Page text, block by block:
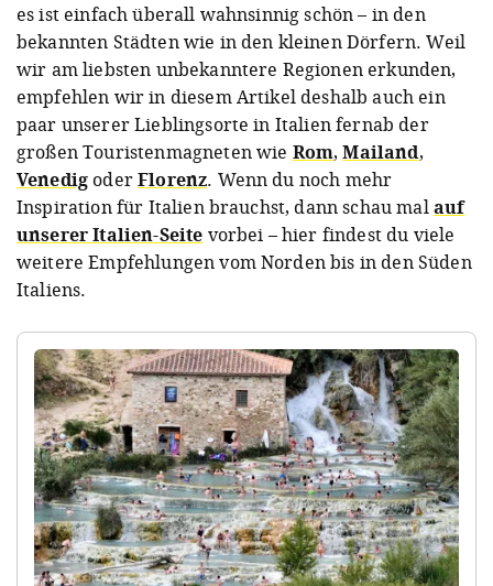
es ist einfach überall wahnsinnig schön – in den
bekannten Städten wie in den kleinen Dörfern. Weil
wir am liebsten unbekanntere Regionen erkunden,
empfehlen wir in diesem Artikel deshalb auch ein
paar unserer Lieblingsorte in Italien fernab der
großen Touristenmagneten wie Rom,Mailand,
Venedig oderFlorenz. Wenn du noch mehr
Inspiration für Italien brauchst, dann schau malauf
unserer Italien-Seite vorbei – hier findest du viele
weitere Empfehlungen vom Norden bis in den Süden
Italiens.